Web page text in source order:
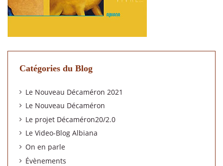
Catégories du Blog
Le Nouveau Décaméron 2021
Le Nouveau Décaméron
Le projet Décaméron20/2.0
Le Video-Blog Albiana
On en parle
Évènements